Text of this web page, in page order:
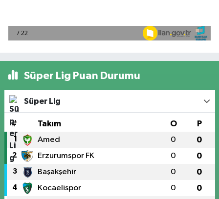
Süper Lig Puan Durumu
Süper Lig
# Takım O P
1 Amed 0 0
2 Erzurumspor FK 0 0
3 Başakşehir 0 0
4 Kocaelispor 0 0